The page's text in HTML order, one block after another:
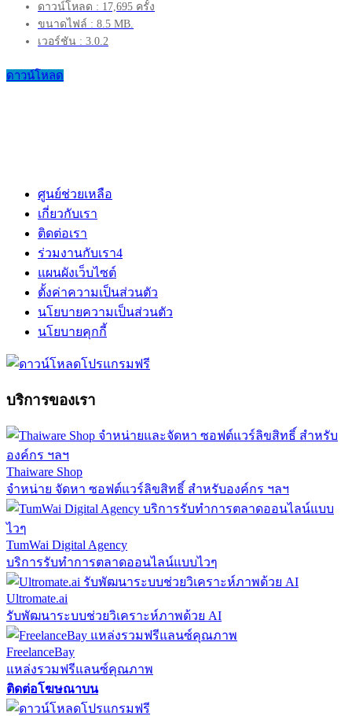
ดาวน์โหลด : 17,695 ครั้ง
ขนาดไฟล์ : 8.5 MB.
เวอร์ชัน : 3.0.2
ดาวน์โหลด
ศูนย์ช่วยเหลือ
เกี่ยวกับเรา
ติดต่อเรา
ร่วมงานกับเรา4
แผนผังเว็บไซต์
ตั้งค่าความเป็นส่วนตัว
นโยบายความเป็นส่วนตัว
นโยบายคุกกี้
บริการของเรา
Thaiware Shop
จำหน่าย จัดหา ซอฟต์แวร์ลิขสิทธิ์ สำหรับองค์กร ฯลฯ
TumWai Digital Agency
บริการรับทำการตลาดออนไลน์แบบไวๆ
Ultromate.ai
รับพัฒนาระบบช่วยวิเคราะห์ภาพด้วย AI
FreelanceBay
แหล่งรวมฟรีแลนซ์คุณภาพ
ติดต่อโฆษณาบน